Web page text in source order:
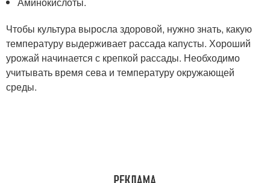
Чтобы культура выросла здоровой, нужно знать, какую
температуру выдерживает рассада капусты. Хороший
урожай начинается с крепкой рассады. Необходимо
учитывать время сева и температуру окружающей
среды.